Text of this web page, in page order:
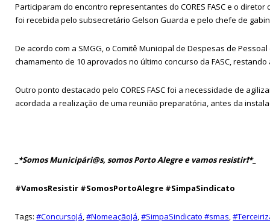
Participaram do encontro representantes do CORES FASC e o
foi recebida pelo subsecretário Gelson Guarda e pelo chefe de
De acordo com a SMGG, o Comitê Municipal de Despesas de
chamamento de 10 aprovados no último concurso da FASC,
Outro ponto destacado pelo CORES FASC foi a necessidade de
acordada a realização de uma reunião preparatória, antes da
_*Somos Municipári@s, somos Porto Alegre e vamos resistir❗*_
#VamosResistir #SomosPortoAlegre #SimpaSindicato
Tags:#ConcursoJá,#NomeaçãoJá,#SimpaSindicato #smas,